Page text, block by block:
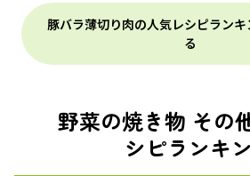
豚バラ薄切り肉の人気レシピラン
る
野菜の焼き物 その
シピランキ